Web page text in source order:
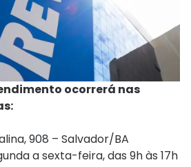
ocorrerá nas
908 – Salvador/BA
a sexta-feira, das 9h às 17h